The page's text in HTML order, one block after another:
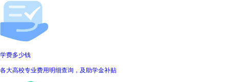
学费多少钱
各大高校专业费用明细查询，及助学金补贴